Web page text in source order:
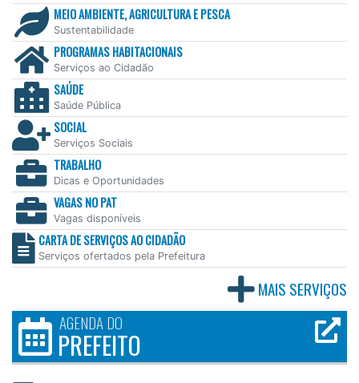
MEIO AMBIENTE, AGRICULTURA E PESCA
Sustentabilidade
PROGRAMAS HABITACIONAIS
Serviços ao Cidadão
SAÚDE
Saúde Pública
SOCIAL
Serviços Sociais
TRABALHO
Dicas e Oportunidades
VAGAS NO PAT
Vagas disponíveis
CARTA DE SERVIÇOS AO CIDADÃO
Serviços ofertados pela Prefeitura
MAIS SERVIÇOS
AGENDA DO
PREFEITO